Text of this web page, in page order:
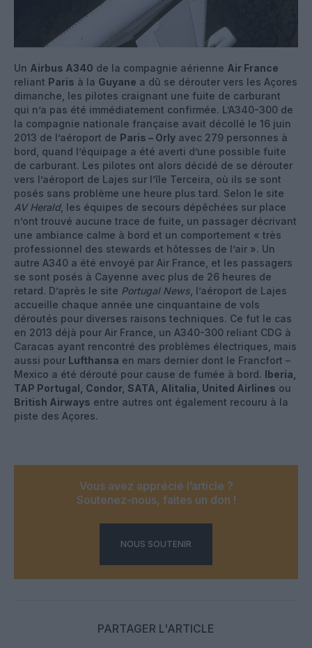
Un Airbus A340 de la compagnie aérienne Air France
reliant Paris à la Guyane a dû se dérouter vers les Açores
dimanche, les pilotes craignant une fuite de carburant
qui n’a pas été immédiatement confirmée. L’A340-300 de
la compagnie nationale française avait décollé le 16 juin
2013 de l’aéroport de Paris – Orly avec 279 personnes à
bord, quand l’équipage a été averti d’une possible fuite
de carburant. Les pilotes ont alors décidé de se dérouter
vers l’aéroport de Lajes sur l’île Terceira, où ils se sont
posés sans problème une heure plus tard. Selon le site
AV Herald, les équipes de secours dépêchées sur place
n’ont trouvé aucune trace de fuite, un passager décrivant
une ambiance calme à bord et un comportement « très
professionnel des stewards et hôtesses de l’air ». Un
autre A340 a été envoyé par Air France, et les passagers
se sont posés à Cayenne avec plus de 26 heures de
retard. D’après le site Portugal News , l’aéroport de Lajes
accueille chaque année une cinquantaine de vols
déroutés pour diverses raisons techniques. Ce fut le cas
en 2013 déjà pour Air France, un A340-300 reliant CDG à
Caracas ayant rencontré des problèmes électriques, mais
aussi pour Lufthansa en mars dernier dont le Francfort –
Mexico a été dérouté pour cause de fumée à bord. Iberia,
TAP Portugal, Condor, SATA, Alitalia, United Airlines ou
British Airways entre autres ont également recouru à la
piste des Açores.
Vous avez apprécié l’article ?
Soutenez-nous, faites un don !
NOUS SOUTENIR
PARTAGER L'ARTICLE